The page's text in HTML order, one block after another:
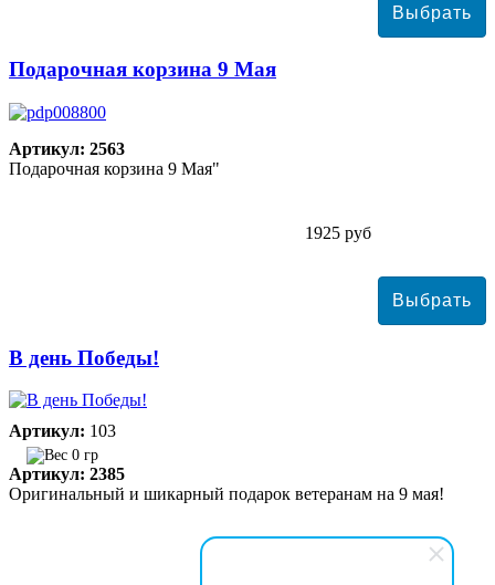
Подарочная корзина 9 Мая
Артикул: 2563
Подарочная корзина 9 Мая"
1925 руб
В день Победы!
Артикул: 103
0 гр
Артикул: 2385
Оригинальный и шикарный подарок ветеранам на 9 мая!